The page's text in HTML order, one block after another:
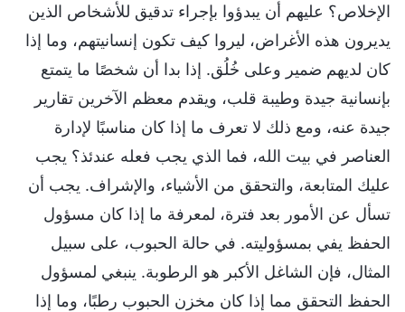
الإخلاص؟ عليهم أن يبدؤوا بإجراء تدقيق للأشخاص الذين
يديرون هذه الأغراض، ليروا كيف تكون إنسانيتهم، وما إذا
كان لديهم ضمير وعلى خُلُق. إذا بدا أن شخصًا ما يتمتع
بإنسانية جيدة وطيبة قلب، ويقدم معظم الآخرين تقارير
جيدة عنه، ومع ذلك لا تعرف ما إذا كان مناسبًا لإدارة
العناصر في بيت الله، فما الذي يجب فعله عندئذ؟ يجب
عليك المتابعة، والتحقق من الأشياء، والإشراف. يجب أن
تسأل عن الأمور بعد فترة، لمعرفة ما إذا كان مسؤول
الحفظ يفي بمسؤوليته. في حالة الحبوب، على سبيل
المثال، فإن الشاغل الأكبر هو الرطوبة. ينبغي لمسؤول
الحفظ التحقق مما إذا كان مخزن الحبوب رطبًا، وما إذا